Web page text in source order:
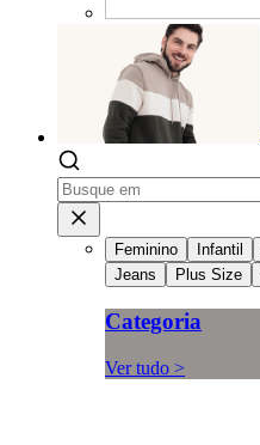
Feminino Infantil
Jeans
Plus Size
Categoria
Ver tudo >